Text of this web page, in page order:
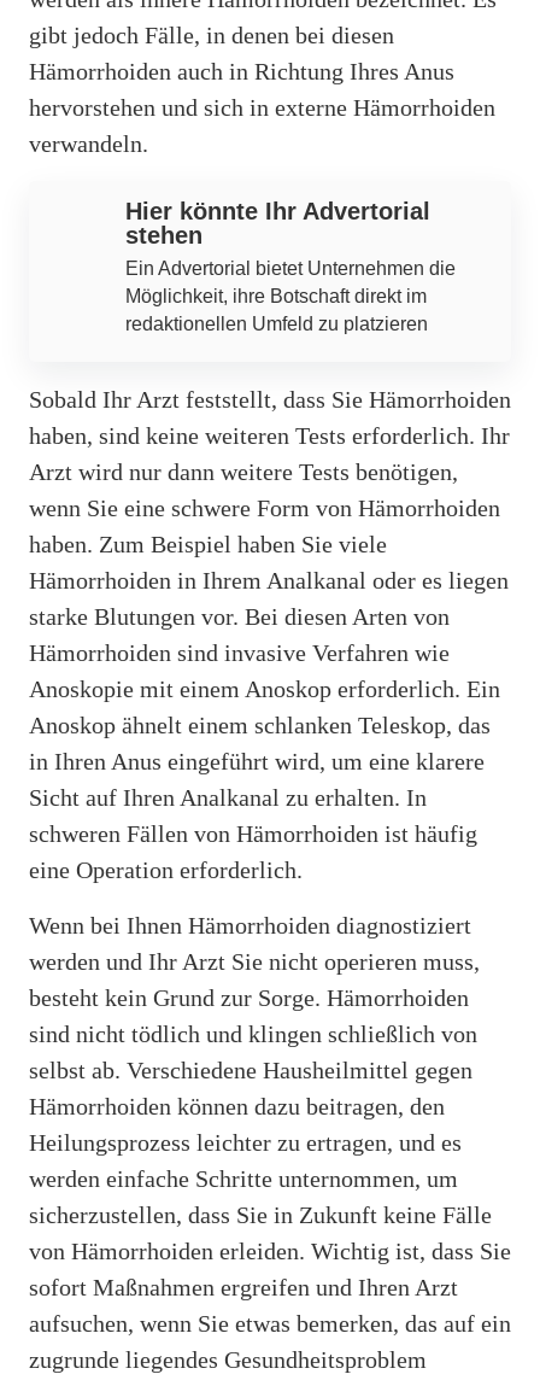
gibt jedoch Fälle, in denen bei diesen
Hämorrhoiden auch in Richtung Ihres Anus
hervorstehen und sich in externe Hämorrhoiden
verwandeln.
Hier könnte Ihr Advertorial
stehen
Ein Advertorial bietet Unternehmen die
Möglichkeit, ihre Botschaft direkt im
redaktionellen Umfeld zu platzieren
Sobald Ihr Arzt feststellt, dass Sie Hämorrhoiden
haben, sind keine weiteren Tests erforderlich. Ihr
Arzt wird nur dann weitere Tests benötigen,
wenn Sie eine schwere Form von Hämorrhoiden
haben. Zum Beispiel haben Sie viele
Hämorrhoiden in Ihrem Analkanal oder es liegen
starke Blutungen vor. Bei diesen Arten von
Hämorrhoiden sind invasive Verfahren wie
Anoskopie mit einem Anoskop erforderlich. Ein
Anoskop ähnelt einem schlanken Teleskop, das
in Ihren Anus eingeführt wird, um eine klarere
Sicht auf Ihren Analkanal zu erhalten. In
schweren Fällen von Hämorrhoiden ist häufig
eine Operation erforderlich.
Wenn bei Ihnen Hämorrhoiden diagnostiziert
werden und Ihr Arzt Sie nicht operieren muss,
besteht kein Grund zur Sorge. Hämorrhoiden
sind nicht tödlich und klingen schließlich von
selbst ab. Verschiedene Hausheilmittel gegen
Hämorrhoiden können dazu beitragen, den
Heilungsprozess leichter zu ertragen, und es
werden einfache Schritte unternommen, um
sicherzustellen, dass Sie in Zukunft keine Fälle
von Hämorrhoiden erleiden. Wichtig ist, dass Sie
sofort Maßnahmen ergreifen und Ihren Arzt
aufsuchen, wenn Sie etwas bemerken, das auf ein
zugrunde liegendes Gesundheitsproblem